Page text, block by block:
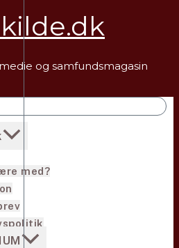
og samfundsmagasin
med?